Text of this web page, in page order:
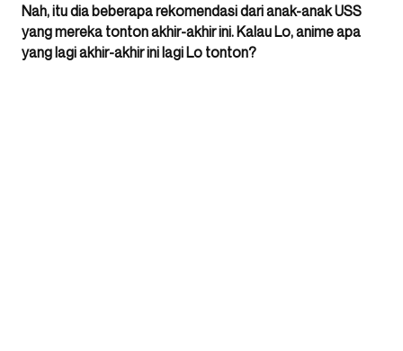
Nah, itu dia beberapa rekomendasi dari anak-anak USS
yang mereka tonton akhir-akhir ini. Kalau Lo, anime apa
yang lagi akhir-akhir ini lagi Lo tonton?